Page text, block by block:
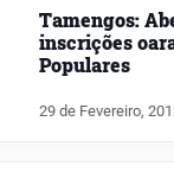
Tamengos:
inscrições
Populares
29 de Fevereiro,